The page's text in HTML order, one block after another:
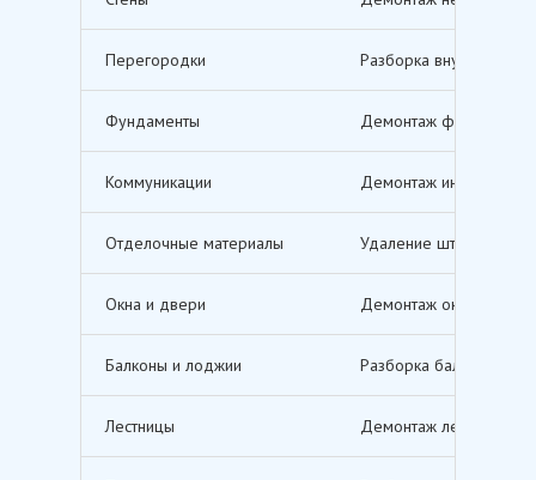
Перегородки Разборка внутренних
Фундаменты Демонтаж
Коммуникации Демонтаж инженерных
Отделочные материалы Удаление штукатурки,
Окна и двери Демонтаж оконных и
Балконы и лоджии Разборка балконов и
Лестницы Демонтаж лестничных